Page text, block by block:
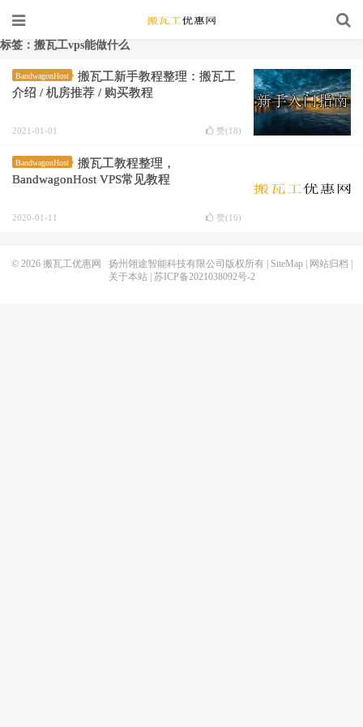
标签：搬瓦工vps能做什么
BandwagonHost
搬瓦工新手教程整理：搬瓦工
介绍 / 机房推荐 / 购买教程
2021-01-01 赞(18)
BandwagonHost
搬瓦工教程整理，
BandwagonHost VPS常见教程
2020-01-11 赞(16)
© 2026 搬瓦工优惠网 扬州翎途智能科技有限公司版权所有 | SiteMap| 网站归档
关于本站| 苏ICP备2021038092号-2